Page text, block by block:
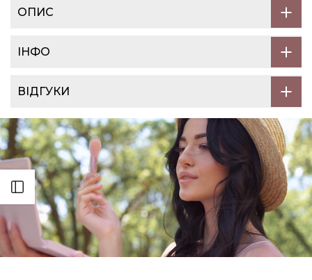
ОПИС
ІНФО
ВІДГУКИ
Відкрити